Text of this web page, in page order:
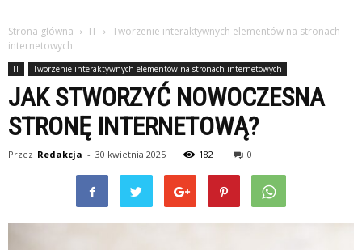
Strona główna IT
Tworzenie interaktywnych elementów na stronach
internetowych
IT Tworzenie interaktywnych elementów na stronach internetowych
JAK STWORZYĆ NOWOCZESNA
STRONĘ INTERNETOWĄ?
Przez Redakcja - 30 kwietnia 2025 182 0